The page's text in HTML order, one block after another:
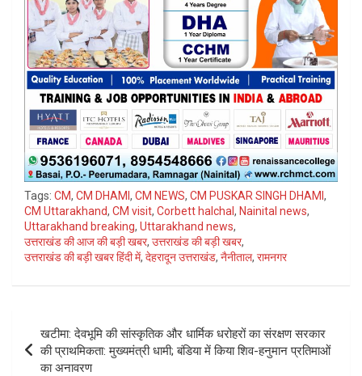
Tags: CM, CM DHAMI , CM NEWS, CM PUSKAR SINGH DHAMI ,
CM Uttarakhand, CM visit, Corbett halchal , Nainital news,
Uttarakhand breaking, Uttarakhand news,
उत्तराखंड की आज की बड़ी खबर, उत्तराखंड की बड़ी खबर,
उत्तराखंड की बड़ी खबर हिंदी में, देहरादून उत्तराखंड, नैनीताल, रामनगर
navigation
खटीमा: देवभूमि की सांस्कृतिक और धार्मिक धरोहरों का संरक्षण सरकार
की प्राथमिकता: मुख्यमंत्री धामी; बंडिया में किया शिव-हनुमान प्रतिमाओं
का अनावरण